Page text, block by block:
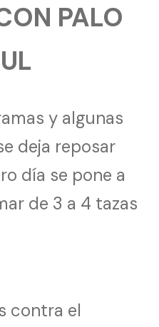
PALO
y algunas
deja reposar
día se pone a
de 3 a 4 tazas
contra el